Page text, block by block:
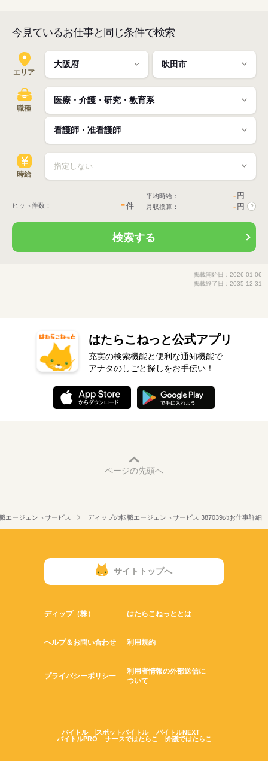
今見ているお仕事と同じ条件で検索
エリア
職種
時給
ヒット件数： -件
平均時給： - 円
月収換算： - 円 ?
検索する
掲載開始日：2026-01-06
掲載終了日：2035-12-31
はたらこねっと公式アプリ
充実の検索機能と便利な通知機能で
アナタのしごと探しをお手伝い！
ページの先頭へ
エージェントサービス ディップの転職エージェントサービス 387039のお仕事詳細
サイトトップへ
ディップ（株） はたらこねっととは
ヘルプ＆お問い合わせ 利用規約
プライバシーポリシー
利用者情報の外部送信に
ついて
バイトル スポットバイトル
バイトルNEXT
バイトルPRO
ナースではたらこ 介護ではたらこ